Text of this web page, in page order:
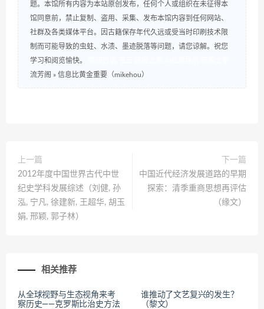
题。本馆所有内容为本站原创发布，任何个人或组织在未征得本
馆同意前，禁止复制、盗用、采集、发布本馆内容到任何网站、
社群及各类媒体平台。因古籍保存年代久远或受当时印刷技术限
制而可能导致的虫蛀、水渍、墨迹脱落等问题，请您谅解。祝您
学习和阅览愉快。
流芳阁 » 信息比黄金重要（mikehou）
上一篇
2012年度中国世界古代中世
纪史学科发展综述（刘健, 孙
泓, 宁凡, 徐建新, 王超华, 胡玉
娟, 邢颖, 郭子林）
下一篇
中国近代经济发展道路的早期
探索：清季重商思想再评估
（缘文）
相关推荐
从全球视野与生态视角来考
察历史——克罗斯比治史方法
谁推动了文艺复兴的发生？
（黎文）